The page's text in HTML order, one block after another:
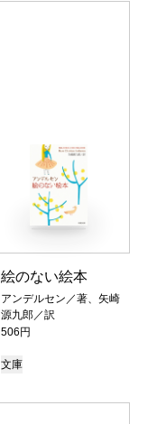
絵のない絵本
アンデルセン／著、矢崎
源九郎／訳
506円
文庫